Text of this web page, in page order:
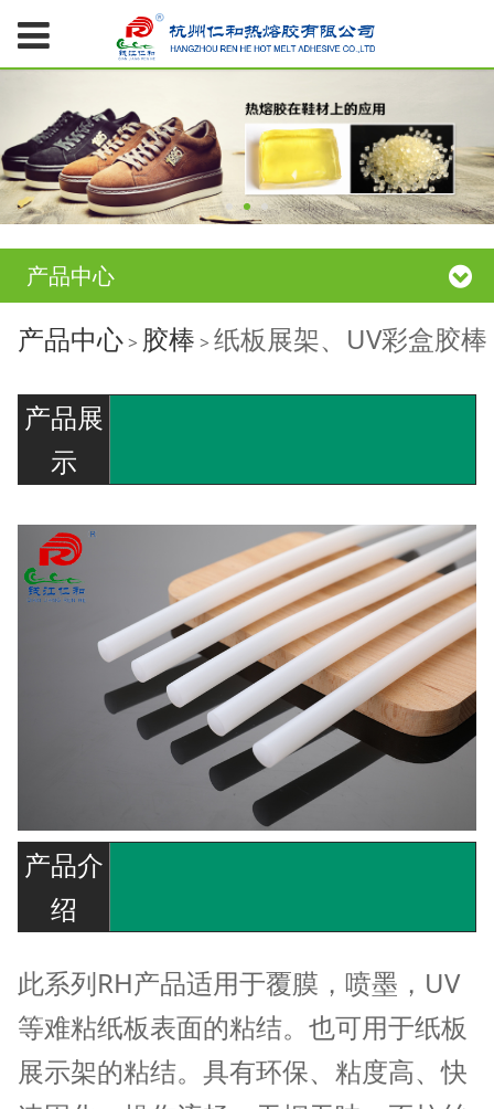
产品中心
纸板展架、UV彩盒胶棒
产品中心> 胶棒 > 纸板展架、UV彩盒胶棒
产品展
示
产品介
绍
此系列RH产品适用于覆膜，喷墨，UV
等难粘纸板表面的粘结。也可用于纸板
展示架的粘结。具有环保、粘度高、快